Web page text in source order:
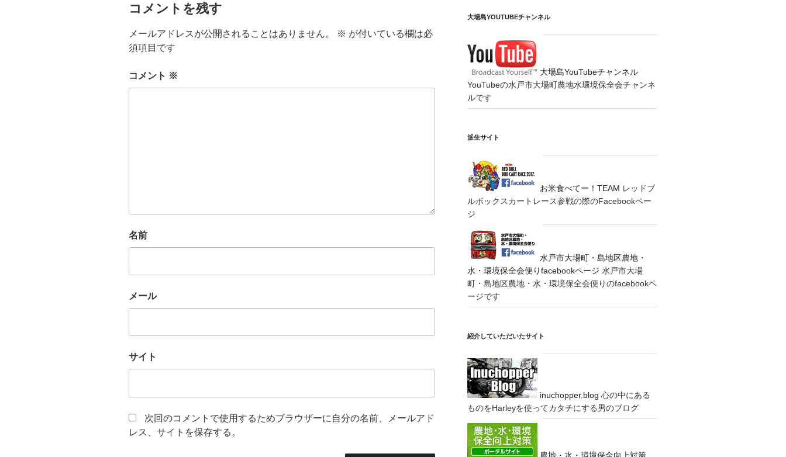
コメントを残す
メールアドレスが公開されることはありません。 ※ が付いている欄は必
須項目です
コメント ※
名前
メール
サイト
次回のコメントで使用するためブラウザーに自分の名前、メールアド
レス、サイトを保存する。
大場島YOUTUBEチャンネル
大場島YouTubeチャンネル
YouTubeの水戸市大場町農地水環境保全会チャンネ
ルです
派生サイト
お米食べてー！TEAM レッドブ
ルボックスカートレース参戦の際のFacebookペー
ジ
水戸市大場町・島地区農地・
水・環境保全会便りfacebookページ 水戸市大場
町・島地区農地・水・環境保全会便りのfacebookペ
ージです
紹介していただいたサイト
inuchopper.blog 心の中にある
ものをHarleyを使ってカタチにする男のブログ